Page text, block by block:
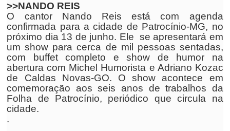
>>NANDO REIS
O cantor Nando Reis está com agenda
confirmada para a cidade de Patrocínio-MG, no
próximo dia 13 de junho. Ele se apresentará em
um show para cerca de mil pessoas sentadas,
com buffet completo e show de humor na
abertura com Michel Humorista e Adriano Kozac
de Caldas Novas-GO. O show acontece em
comemoração aos seis anos de trabalhos da
Folha de Patrocínio, periódico que circula na
cidade.
.